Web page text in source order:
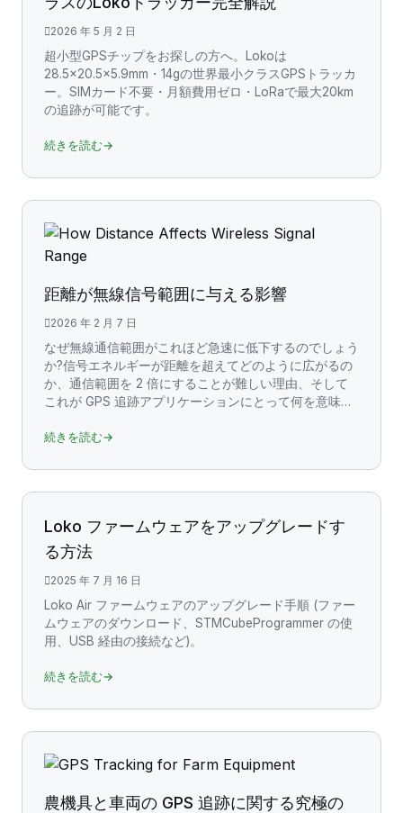
2026 年 5 月 2 日
超小型GPSチップをお探しの方へ。Lokoは
28.5×20.5×5.9mm・14gの世界最小クラスGPSトラッカ
ー。SIMカード不要・月額費用ゼロ・LoRaで最大20km
の追跡が可能です。
続きを読む→
距離が無線信号範囲に与える影響
2026 年 2 月 7 日
なぜ無線通信範囲がこれほど急速に低下するのでしょう
か?信号エネルギーが距離を超えてどのように広がるの
か、通信範囲を 2 倍にすることが難しい理由、そして
これが GPS 追跡アプリケーションにとって何を意味す
続きを読む→
Loko ファームウェアをアップグレードす
る方法
2025 年 7 月 16 日
Loko Air ファームウェアのアップグレード手順 (ファー
ムウェアのダウンロード、STMCubeProgrammer の使
用、USB 経由の接続など)。
続きを読む→
農機具と車両の GPS 追跡に関する究極の